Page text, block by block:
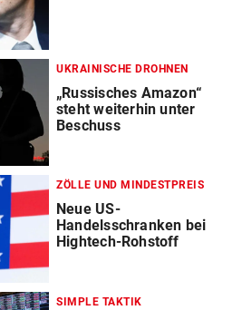
UKRAINISCHE DROHNEN
„Russisches Amazon“
steht weiterhin unter
Beschuss
ZÖLLE UND MINDESTPREIS
Neue US-
Handelsschranken bei
Hightech-Rohstoff
SIMPLE TAKTIK